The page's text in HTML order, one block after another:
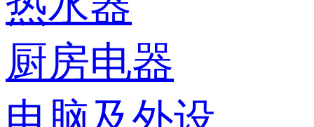
厨房电器